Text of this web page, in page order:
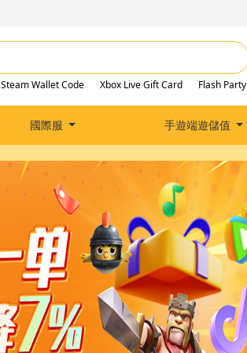
Steam Wallet Code Xbox Live Gift Card Flash Party
國際服 手遊端遊儲值